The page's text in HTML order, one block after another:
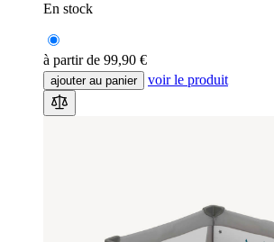
En stock
à partir de 99,90 €
ajouter au panier voir le produit